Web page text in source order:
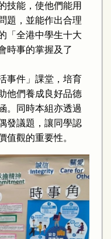
技能，使他們能用
題，並能作出合理
「全港中學生十大
時事的掌握及了
事件」課堂，培育
他們養成良好品德
。同時本組亦透過
發議題，讓同學認
值觀的重要性。